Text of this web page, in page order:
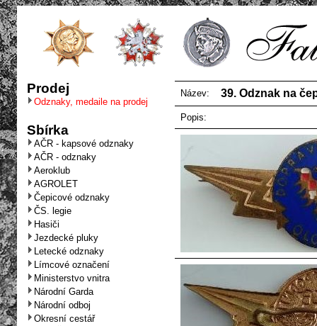
Prodej
Odznaky, medaile na prodej
Sbírka
AČR - kapsové odznaky
AČR - odznaky
Aeroklub
AGROLET
Čepicové odznaky
ČS. legie
Hasiči
Jezdecké pluky
Letecké odznaky
Límcové označení
Ministerstvo vnitra
Národní Garda
Národní odboj
Okresní cestář
Název: 39. Odznak na
Popis: